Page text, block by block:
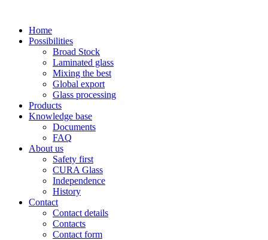
Home
Possibilities
Broad Stock
Laminated glass
Mixing the best
Global export
Glass processing
Products
Knowledge base
Documents
FAQ
About us
Safety first
CURA Glass
Independence
History
Contact
Contact details
Contacts
Contact form